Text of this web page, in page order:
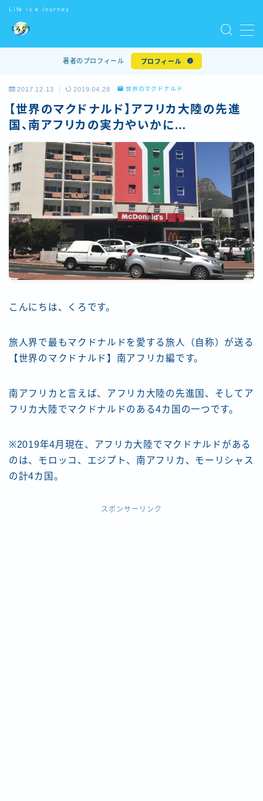
Life is a Journey
世界一周
世界遺産
ワーキングホリデー
世界のマクドナルド
お問い合わせ
著者のプロフィール プロフィール
2017.12.13 2019.04.28 世界のマクドナルド
【世界のマクドナルド】アフリカ大陸の先進
国、南アフリカの実力やいかに…
こんにちは、くろです。
旅人界で最もマクドナルドを愛する旅人（自称）が送る
【世界のマクドナルド】南アフリカ編です。
南アフリカと言えば、アフリカ大陸の先進国、そしてア
フリカ大陸でマクドナルドのある4カ国の一つです。
※2019年4月現在、アフリカ大陸でマクドナルドがある
のは、モロッコ、エジプト、南アフリカ、モーリシャス
の計4カ国。
スポンサーリンク